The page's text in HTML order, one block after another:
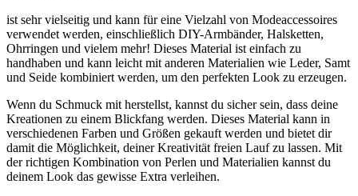
ist sehr vielseitig und kann für eine Vielzahl von Modeaccessoires
verwendet werden, einschließlich DIY-Armbänder, Halsketten,
Ohrringen und vielem mehr! Dieses Material ist einfach zu
handhaben und kann leicht mit anderen Materialien wie Leder, Samt
und Seide kombiniert werden, um den perfekten Look zu erzeugen.
Wenn du Schmuck mit herstellst, kannst du sicher sein, dass deine
Kreationen zu einem Blickfang werden. Dieses Material kann in
verschiedenen Farben und Größen gekauft werden und bietet dir
damit die Möglichkeit, deiner Kreativität freien Lauf zu lassen. Mit
der richtigen Kombination von Perlen und Materialien kannst du
deinem Look das gewisse Extra verleihen.